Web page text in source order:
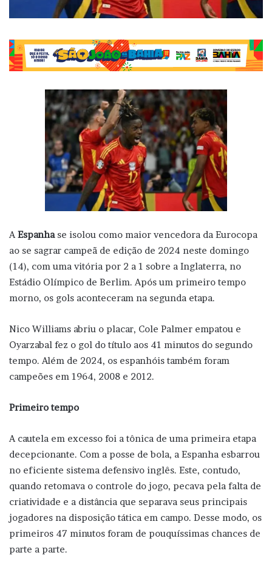
AEspanhase isolou como maior vencedora da Eurocopa
ao se sagrar campeã de edição de 2024 neste domingo
(14), com uma vitória por 2 a 1 sobre a Inglaterra, no
Estádio Olímpico de Berlim. Após um primeiro tempo
morno, os gols aconteceram na segunda etapa.
Nico Williams abriu o placar, Cole Palmer empatou e
Oyarzabal fez o gol do título aos 41 minutos do segundo
tempo. Além de 2024, os espanhóis também foram
campeões em 1964, 2008 e 2012.
Primeiro tempo
A cautela em excesso foi a tônica de uma primeira etapa
decepcionante. Com a posse de bola, a Espanha esbarrou
no eficiente sistema defensivo inglês. Este, contudo,
quando retomava o controle do jogo, pecava pela falta de
criatividade e a distância que separava seus principais
jogadores na disposição tática em campo. Desse modo, os
primeiros 47 minutos foram de pouquíssimas chances de
parte a parte.